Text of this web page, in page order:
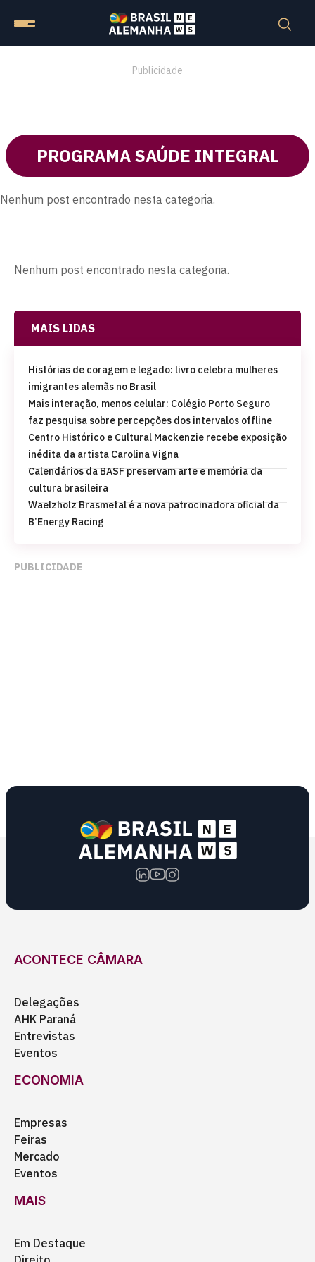
Publicidade
PROGRAMA SAÚDE INTEGRAL
Nenhum post encontrado nesta categoria.
Nenhum post encontrado nesta categoria.
MAIS LIDAS
Histórias de coragem e legado: livro celebra mulheres
imigrantes alemãs no Brasil
Mais interação, menos celular: Colégio Porto Seguro
faz pesquisa sobre percepções dos intervalos offline
Centro Histórico e Cultural Mackenzie recebe exposição
inédita da artista Carolina Vigna
Calendários da BASF preservam arte e memória da
cultura brasileira
Waelzholz Brasmetal é a nova patrocinadora oficial da
B’Energy Racing
PUBLICIDADE
ACONTECE CÂMARA
Delegações
AHK Paraná
Entrevistas
Eventos
ECONOMIA
Empresas
Feiras
Mercado
Eventos
MAIS
Em Destaque